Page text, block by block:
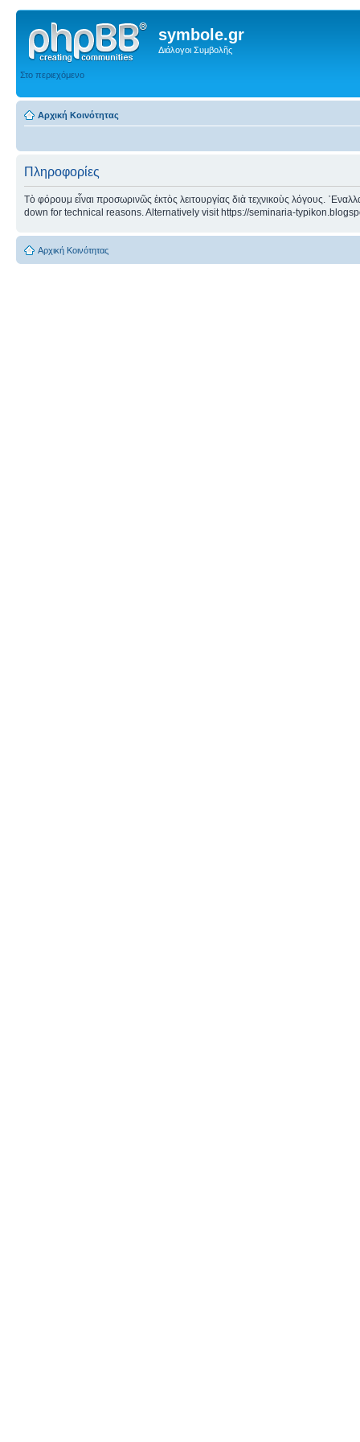
symbole.gr
Διάλογοι Συμβολῆς
Στο περιεχόμενο
Αρχική Κοινότητας
Πληροφορίες
Τὸ φόρουμ εἶναι προσωρινῶς ἐκτὸς λειτουργίας διὰ τεχνικοὺς λόγους.
down for technical reasons. Alternatively visit https://seminaria-
Αρχική Κοινότητας